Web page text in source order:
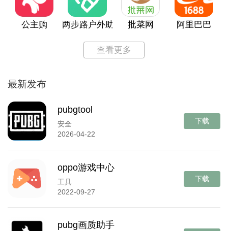
公主购 两步路户外助手 批菜网 阿里巴巴
查看更多
最新发布
pubgtool
安全
2026-04-22
下载
oppo游戏中心
工具
2022-09-27
下载
pubg画质助手